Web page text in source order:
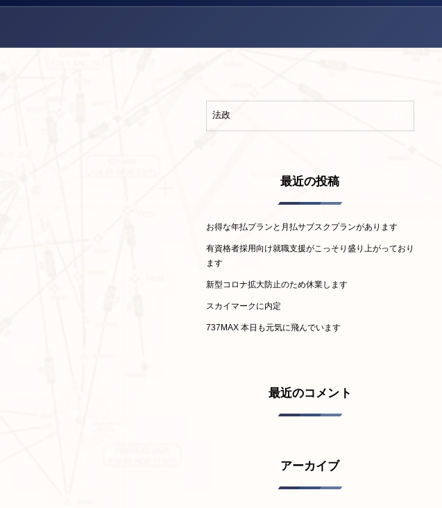
最近の投稿
お得な年払プランと月払サブスクプランがあります
有資格者採用向け就職支援がこっそり盛り上がっており
ます
新型コロナ拡大防止のため休業します
スカイマークに内定
737MAX 本日も元気に飛んでいます
最近のコメント
アーカイブ